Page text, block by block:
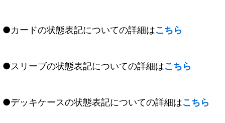
●カードの状態表記についての詳細はこちら
●スリーブの状態表記についての詳細はこちら
●デッキケースの状態表記についての詳細はこちら